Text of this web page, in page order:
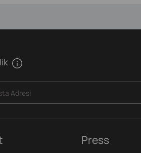
Adresi
Press